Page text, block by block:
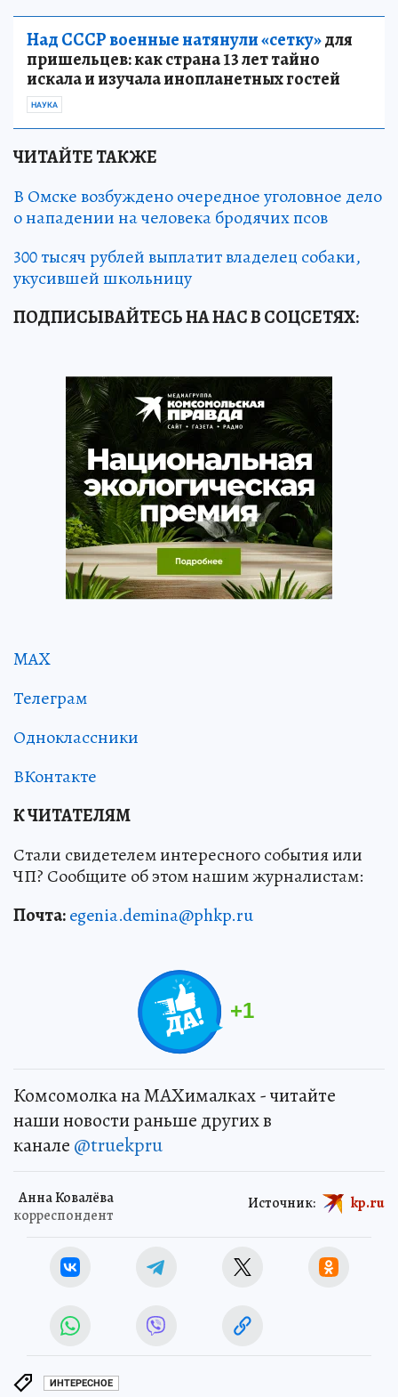
Над СССР военные натянули «сетку»для
пришельцев: как страна 13 лет тайно
искала и изучала инопланетных гостей
НАУКА
ЧИТАЙТЕ ТАКЖЕ
В Омске возбуждено очередное уголовное дело
о нападении на человека бродячих псов
300 тысяч рублей выплатит владелец собаки,
укусившей школьницу
ПОДПИСЫВАЙТЕСЬ НА НАС В СОЦСЕТЯХ:
MAX
Телеграм
Одноклассники
ВКонтакте
К ЧИТАТЕЛЯМ
Стали свидетелем интересного события или
ЧП? Сообщите об этом нашим журналистам:
Почта:egenia.demina@phkp.ru
+1
Комсомолка на MAXималках - читайте
наши новости раньше других в
канале @truekpru
Анна Ковалёва
корреспондент
Источник: kp.ru
ИНТЕРЕСНОЕ